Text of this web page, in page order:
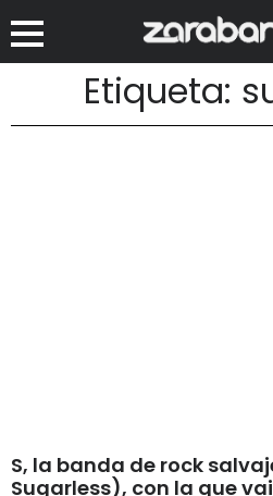
Etiqueta:
S, la banda de rock
Sugarless), con la que